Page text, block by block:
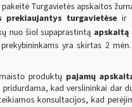
Turgavietės apskaitos
prekiaujantys turgavietėse ir
nuo šiol supaprastintą apskaitą
yra skirtas 2
produktų pajamų
kad verslininkai dar
konsultacijos, kad